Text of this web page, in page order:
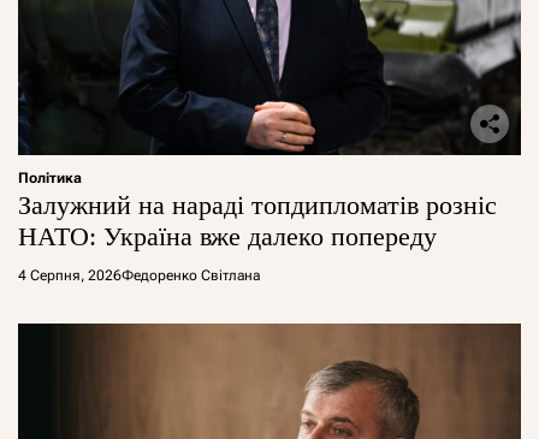
Політика
Залужний на нараді топдипломатів розніс
НАТО: Україна вже далеко попереду
4 Серпня, 2026Федоренко Світлана